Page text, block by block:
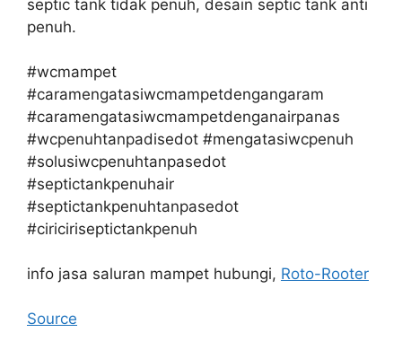
septic tank tidak penuh, desain septic tank anti
penuh.
#wcmampet
#caramengatasiwcmampetdengangaram
#caramengatasiwcmampetdenganairpanas
#wcpenuhtanpadisedot #mengatasiwcpenuh
#solusiwcpenuhtanpasedot
#septictankpenuhair
#septictankpenuhtanpasedot
#ciriciriseptictankpenuh
info jasa saluran mampet hubungi, Roto-Rooter
Source